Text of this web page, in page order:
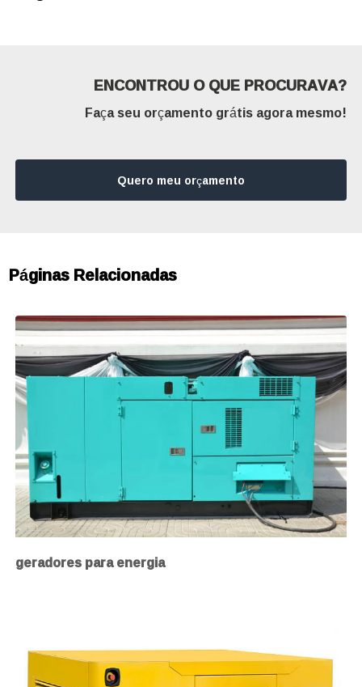
ENCONTROU O QUE PROCURAVA?
Faça seu orçamento grátis agora mesmo!
Quero meu orçamento
Páginas Relacionadas
geradores para energia